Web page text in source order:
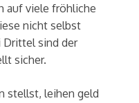
auf viele fröhliche
nicht selbst
Drittel sind der
sicher.
stellst, leihen geld